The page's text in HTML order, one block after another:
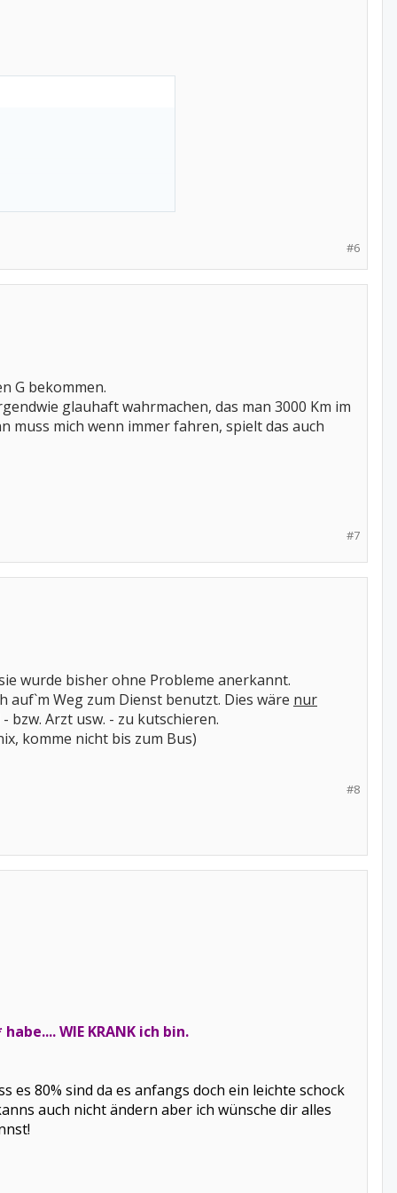
#6
G bekommen.
glauhaft wahrmachen, das man 3000 Km im
muss mich wenn immer fahren, spielt das auch
#7
wurde bisher ohne Probleme anerkannt.
auf`m Weg zum Dienst benutzt. Dies wäre nur
bzw. Arzt usw. - zu kutschieren.
komme nicht bis zum Bus)
#8
WIE KRANK ich bin.
80% sind da es anfangs doch ein leichte schock
auch nicht ändern aber ich wünsche dir alles